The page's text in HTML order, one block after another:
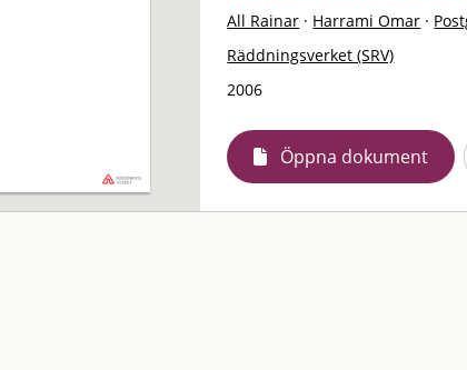
All Rainar · Harrami Omar ·
Räddningsverket (SRV)
2006
Öppna dokument